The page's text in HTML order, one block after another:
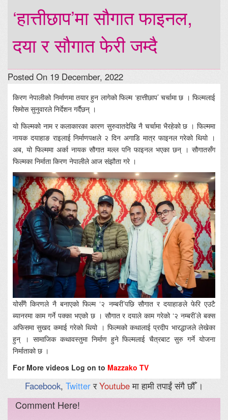
‘हात्तीछाप’मा सौगात फाइनल,
दया र सौगात फेरी जम्दै
Posted On 19 December, 2022
किरण नेपालीको निर्माणमा तयार हुन लागेको फिल्म ‘हात्तीछाप’ चर्चामा छ । फिल्मलाई
सिमोस सुनुवारले निर्देशन गर्दैछन् ।
यो फिल्मको नाम र कलाकारका कारण सुरुवातदेखि नै चर्चामा भैरहेको छ । फिल्ममा
नायक दयाहाङ राइलाई निर्माणपक्षले २ दिन अगाडि मात्र फाइनल गरेको थियो ।
अब, यो फिल्ममा अर्का नायक सौगात मल्ल पनि फाइनल भएका छन् । सौगातसँग
फिल्मका निर्माता किरण नेपालीले आज संझौता गरे ।
योसँगै किरणले नै बनाएको फिल्म ‘२ नम्बरी’पछि सौगात र दयाहाङले फेरि एउटै
ब्यानरमा काम गर्ने पक्का भएको छ । सौगात र दयाले काम गरेको ‘२ नम्बरी’ले बक्स
अफिसमा सुखद कमाई गरेको थियो । फिल्मको कथालाई प्रदीप भारद्धाजले लेखेका
हुन् । सामाजिक कथावस्तुमा निर्माण हुने फिल्मलाई चैत्रबाट सुरु गर्ने योजना
निर्माताको छ ।
For More videos Log on to Mazzako TV
Facebook, TwitterरYoutubeमा हामी तपाईं संगै छौँ ।
Comment Here!